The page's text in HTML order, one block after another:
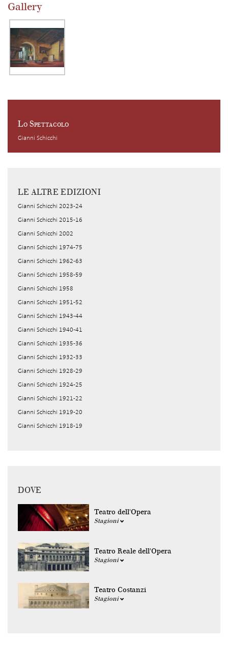
Gallery
Lo Spettacolo
Gianni Schicchi
LE ALTRE EDIZIONI
Gianni Schicchi 2023-24
Gianni Schicchi 2015-16
Gianni Schicchi 2002
Gianni Schicchi 1974-75
Gianni Schicchi 1962-63
Gianni Schicchi 1958-59
Gianni Schicchi 1958
Gianni Schicchi 1951-52
Gianni Schicchi 1943-44
Gianni Schicchi 1940-41
Gianni Schicchi 1935-36
Gianni Schicchi 1932-33
Gianni Schicchi 1928-29
Gianni Schicchi 1924-25
Gianni Schicchi 1921-22
Gianni Schicchi 1919-20
Gianni Schicchi 1918-19
DOVE
Teatro dell'Opera
Stagioni
Teatro Reale dell'Opera
Stagioni
Teatro Costanzi
Stagioni